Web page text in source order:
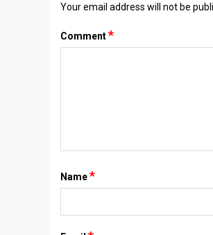
Your email address will not be
Comment*
Name*